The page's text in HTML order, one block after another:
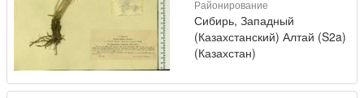
Районирование
Сибирь, Западный
(Казахстанский) Алтай (S2a)
(Казахстан)